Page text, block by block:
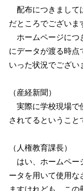
配布につきまして
だところでございま
ホームページにつ
にデータが渡る時点
いった状況でござい
（産経新聞）
実際に学校現場で
されてるということ
（人権教育課長）
はい、ホームペー
ータを用いて使用な
ますけれども、こ